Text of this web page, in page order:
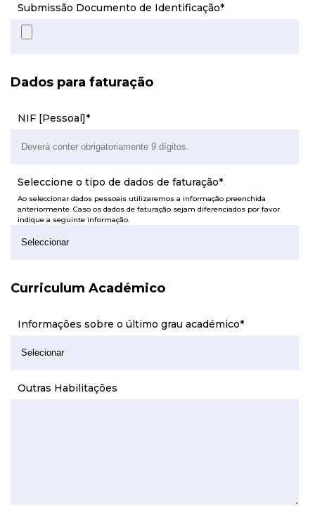
Submissão Documento de Identificação*
Dados para faturação
NIF [Pessoal]*
Seleccione o tipo de dados de faturação*
Ao seleccionar dados pessoais utilizaremos a informação preenchida
anteriormente. Caso os dados de faturação sejam diferenciados por favor
indique a seguinte informação.
Curriculum Académico
Informações sobre o último grau académico*
Outras Habilitações